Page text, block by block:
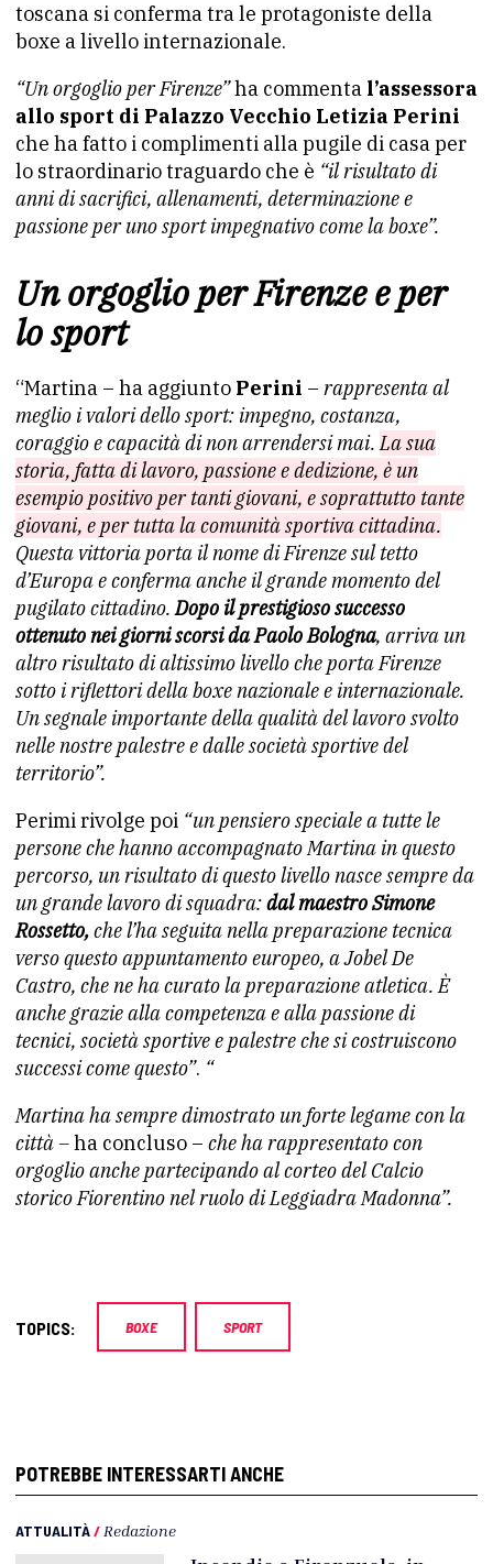
toscana si conferma tra le protagoniste della
boxe a livello internazionale.
“Un orgoglio per Firenze”ha commenta l’assessora
allo sport di Palazzo Vecchio Letizia Perini
che ha fatto i complimenti alla pugile di casa per
lo straordinario traguardo che è “il risultato di
anni di sacrifici, allenamenti, determinazione e
passione per uno sport impegnativo come la boxe”.
Un orgoglio per Firenze e per
lo sport
“Martina – ha aggiunto Perini – rappresenta al
meglio i valori dello sport: impegno, costanza,
coraggio e capacità di non arrendersi mai. La sua
storia, fatta di lavoro, passione e dedizione, è un
esempio positivo per tanti giovani, e soprattutto tante
giovani, e per tutta la comunità sportiva cittadina.
Questa vittoria porta il nome di Firenze sul tetto
d’Europa e conferma anche il grande momento del
pugilato cittadino.Dopo il prestigioso successo
ottenuto nei giorni scorsi da Paolo Bologna, arriva un
altro risultato di altissimo livello che porta Firenze
sotto i riflettori della boxe nazionale e internazionale.
Un segnale importante della qualità del lavoro svolto
nelle nostre palestre e dalle società sportive del
territorio”.
Perimi rivolge poi “un pensiero speciale a tutte le
persone che hanno accompagnato Martina in questo
percorso, un risultato di questo livello nasce sempre da
un grande lavoro di squadra:dal maestro Simone
Rossetto,che l’ha seguita nella preparazione tecnica
verso questo appuntamento europeo, a Jobel De
Castro, che ne ha curato la preparazione atletica. È
anche grazie alla competenza e alla passione di
tecnici, società sportive e palestre che si costruiscono
successi come questo”. “
Martina ha sempre dimostrato un forte legame con la
città –ha concluso – che ha rappresentato con
orgoglio anche partecipando al corteo del Calcio
storico Fiorentino nel ruolo di Leggiadra Madonna”.
TOPICS: BOXE SPORT
POTREBBE INTERESSARTI ANCHE
ATTUALITÀ/ Redazione